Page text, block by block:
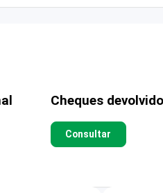
Cheques
Consultar